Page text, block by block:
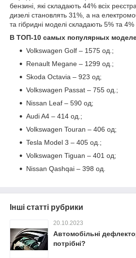
бензині, які складають 44% всіх
дизелі становлять 31%, а на
та гібридні моделі складають 5% та 4%
В ТОП-10 самых популярных
Volkswagen Golf – 1575 од.;
Renault Megane – 1299 од.;
Skoda Octavia – 923 од;
Volkswagen Passat – 755 од.;
Nissan Leaf – 590 од;
Audi A4 – 414 од.;
Volkswagen Touran – 406 од;
Tesla Model 3 – 405 од.;
Volkswagen Tiguan – 401 од;
Nissan Qashqai – 398 од.
Інші статті рубрики
20.10.2023
Автомобільні
потрібні?